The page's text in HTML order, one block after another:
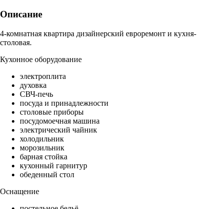
Описание
4-комнатная квартира дизайнерский евроремонт и кухня-
столовая.
Кухонное оборудование
электроплита
духовка
СВЧ-печь
посуда и принадлежности
столовые приборы
посудомоечная машина
электрический чайник
холодильник
морозильник
барная стойка
кухонный гарнитур
обеденный стол
Оснащение